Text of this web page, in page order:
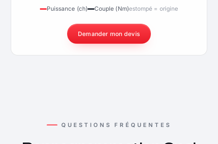
Puissance (ch) Couple (Nm)estompé = origine
Demander mon devis
QUESTIONS FRÉQUENTES